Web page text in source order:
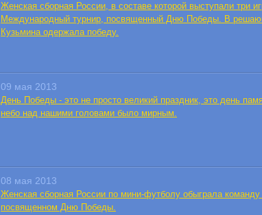
Женская сборная России, в составе которой выступали три
Международный турнир, посвященный Дню Победы. В
Кузьмина одержала победу.
09 мая 2013
День Победы - это не просто великий праздник, это день
небо над нашими головами было мирным.
08 мая 2013
Женская сборная России по мини-футболу обыграла
посвященном Дню Победы.